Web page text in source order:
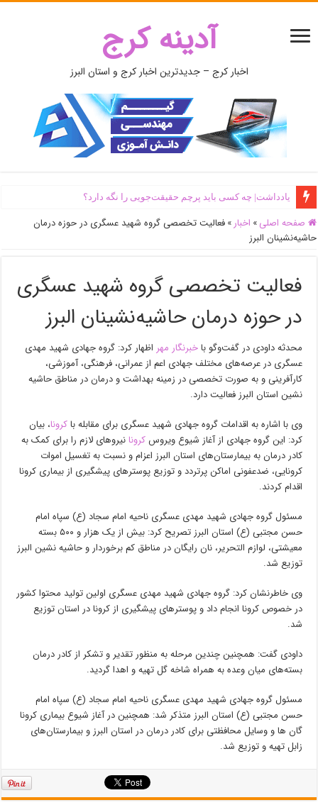
آدینه کرج
اخبار کرج – جدیدترین اخبار کرج و استان البرز
یادداشت| ‌چه کسی باید پرچم حقیقت‌جویی را نگه دارد؟
صفحه اصلی » اخبار » فعالیت تخصصی گروه شهید عسگری در حوزه درمان
حاشیه‌نشینان البرز
فعالیت تخصصی گروه شهید عسگری
در حوزه درمان حاشیه‌نشینان البرز
محدثه داودی در گفت‌وگو باخبرنگار مهر اظهار کرد: گروه جهادی شهید مهدی
عسگری در عرصه‌های مختلف جهادی اعم از عمرانی، فرهنگی، آموزشی،
کارآفرینی و به صورت تخصصی در زمینه بهداشت و درمان در مناطق حاشیه
نشین استان البرز فعالیت دارد.
وی با اشاره به اقدامات گروه جهادی شهید عسگری برای مقابله باکرونا، بیان
کرد: این گروه جهادی از آغاز شیوع ویروسکرونانیروهای لازم را برای کمک به
کادر درمان به بیمارستان‌های استان البرز اعزام و نسبت بهتغسیل اموات
کرونایی، ضدعفونی اماکن پرتردد و توزیع پوسترهای پیشگیری از بیماری کرونا
اقدام کردند.
مسئول گروه جهادی شهید مهدی عسگری ناحیه امام سجاد (ع) سپاه امام
حسن مجتبی (ع)
استان البرز تصریح کرد: بیش از یک هزار و ۵۰۰ بسته
معیشتی، لوازم التحریر، نان رایگان در مناطق کم برخوردار و حاشیه نشین البرز
توزیع شد.
وی خاطرنشان کرد: گروه جهادی شهید مهدی عسگری اولین تولید محتوا کشور
در خصوص کرونا انجام داد و پوسترهای پیشگیری از کرونا در استان توزیع
شد.
داودی گفت: همچنین چندین مرحله به منظور تقدیر و تشکر از کادر درمان
بسته‌های میان وعده به همراه شاخه گل تهیه و اهدا گردید.
مسئول گروه جهادی شهید مهدی عسگری ناحیه امام سجاد (ع) سپاه امام
حسن مجتبی (ع) استان البرز متذکر شد: همچنین در آغاز شیوع بیماری کرونا
گان هاو وسایل محافظتی برای کادر درمان در استان البرز و بیمارستان‌های
زابل تهیه و توزیع شد.